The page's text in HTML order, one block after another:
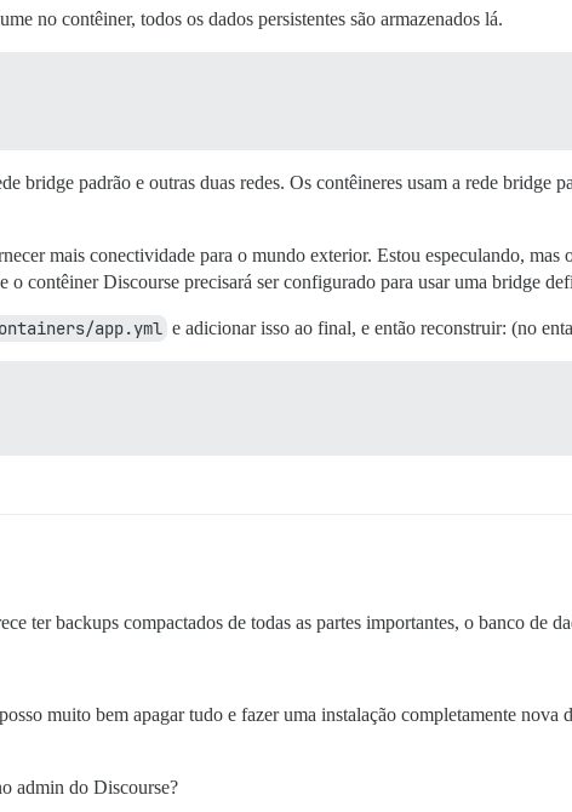
no contêiner, todos os dados persistentes são armazenados lá.
bridge padrão e outras duas redes. Os contêineres usam a rede bridge
mais conectividade para o mundo exterior. Estou especulando,
contêiner Discourse precisará ser configurado para usar uma bridge
app.yml e adicionar isso ao final, e então reconstruir: (no
ter backups compactados de todas as partes importantes, o banco de
muito bem apagar tudo e fazer uma instalação completamente nova
admin do Discourse?